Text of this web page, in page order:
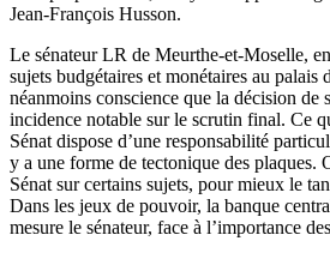
Jean-François Husson.
Le sénateur LR de Meurthe-et-Moselle,
sujets budgétaires et monétaires au palais
néanmoins conscience que la décision de
incidence notable sur le scrutin final. Ce
Sénat dispose d’une responsabilité
y a une forme de tectonique des plaques.
Sénat sur certains sujets, pour mieux le
Dans les jeux de pouvoir, la banque
mesure le sénateur, face à l’importance